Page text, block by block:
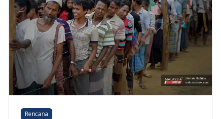
Rencana